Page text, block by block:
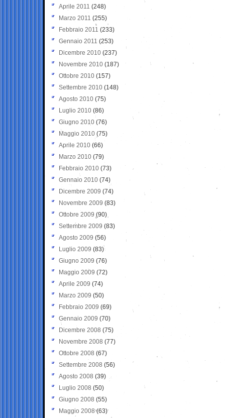
Aprile 2011 (248)
Marzo 2011 (255)
Febbraio 2011 (233)
Gennaio 2011 (253)
Dicembre 2010 (237)
Novembre 2010 (187)
Ottobre 2010 (157)
Settembre 2010 (148)
Agosto 2010 (75)
Luglio 2010 (86)
Giugno 2010 (76)
Maggio 2010 (75)
Aprile 2010 (66)
Marzo 2010 (79)
Febbraio 2010 (73)
Gennaio 2010 (74)
Dicembre 2009 (74)
Novembre 2009 (83)
Ottobre 2009 (90)
Settembre 2009 (83)
Agosto 2009 (56)
Luglio 2009 (83)
Giugno 2009 (76)
Maggio 2009 (72)
Aprile 2009 (74)
Marzo 2009 (50)
Febbraio 2009 (69)
Gennaio 2009 (70)
Dicembre 2008 (75)
Novembre 2008 (77)
Ottobre 2008 (67)
Settembre 2008 (56)
Agosto 2008 (39)
Luglio 2008 (50)
Giugno 2008 (55)
Maggio 2008(63)